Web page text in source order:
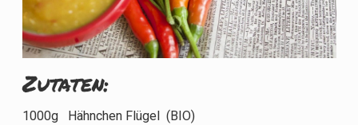
Zutaten:
1000g Hähnchen Flügel (BIO)